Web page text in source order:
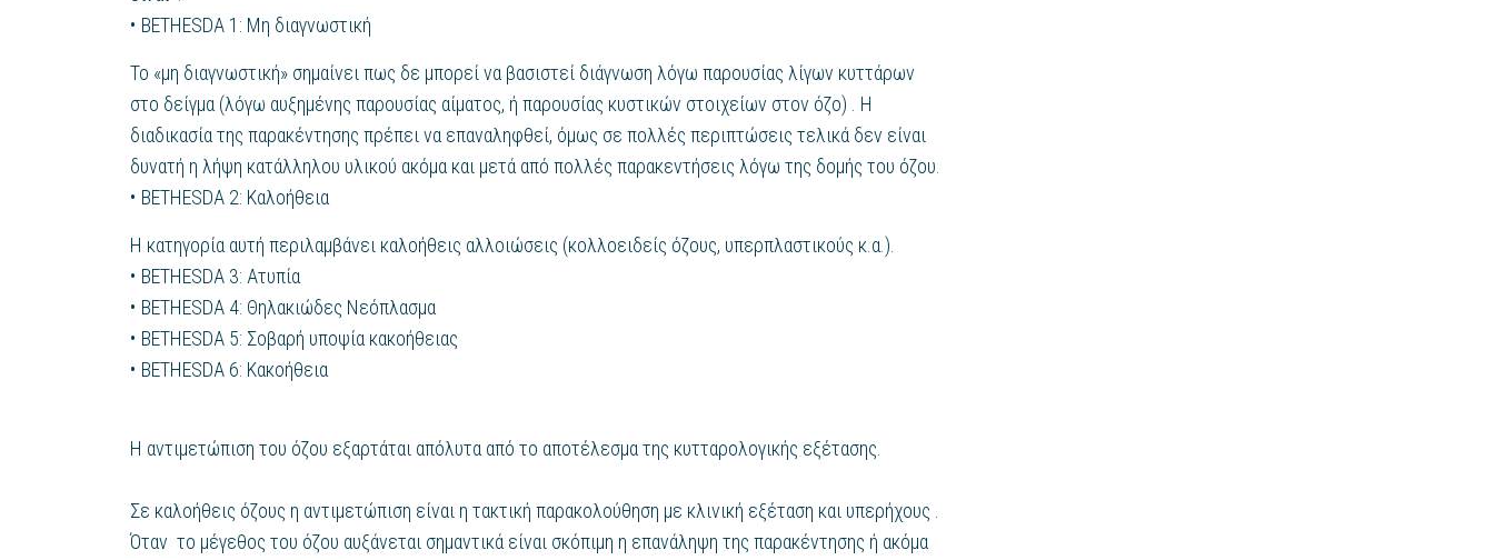
BETHESDA 1: Μη διαγνωστική
Το «μη διαγνωστική» σημαίνει πως δε μπορεί να βασιστεί διάγνωση λόγω παρουσίας λίγων κυττάρων
στο δείγμα (λόγω αυξημένης παρουσίας αίματος, ή παρουσίας κυστικών στοιχείων στον όζο) . Η
διαδικασία της παρακέντησης πρέπει να επαναληφθεί, όμως σε πολλές περιπτώσεις τελικά δεν είναι
δυνατή η λήψη κατάλληλου υλικού ακόμα και μετά από πολλές παρακεντήσεις λόγω της δομής του όζου.
BETHESDA 2: Καλοήθεια
Η κατηγορία αυτή περιλαμβάνει καλοήθεις αλλοιώσεις (κολλοειδείς όζους, υπερπλαστικούς κ.α.).
BETHESDA 3: Ατυπία
BETHESDA 4: Θηλακιώδες Νεόπλασμα
BETHESDA 5: Σοβαρή υποψία κακοήθειας
BETHESDA 6: Κακοήθεια
Η αντιμετώπιση του όζου εξαρτάται απόλυτα από το αποτέλεσμα της κυτταρολογικής εξέτασης.
Σε καλοήθεις όζους η αντιμετώπιση είναι η τακτική παρακολούθηση με κλινική εξέταση και υπερήχους .
Όταν το μέγεθος του όζου αυξάνεται σημαντικά είναι σκόπιμη η επανάληψη της παρακέντησης ή ακόμα